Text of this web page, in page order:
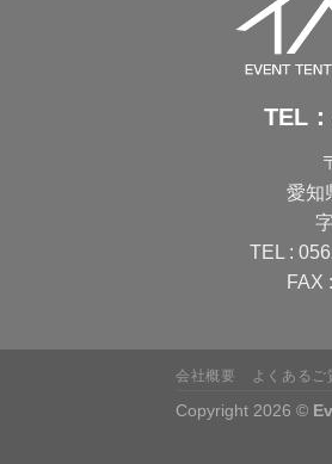
TEL：
愛知
TEL :
FAX
会社概要 よくあるご
Copyright 2026 ©